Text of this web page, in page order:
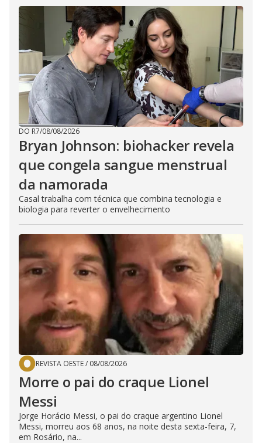
DO R7/08/08/2026
Bryan Johnson: biohacker revela
que congela sangue menstrual
da namorada
Casal trabalha com técnica que combina tecnologia e
biologia para reverter o envelhecimento
REVISTA OESTE/ 08/08/2026
Morre o pai do craque Lionel
Messi
Jorge Horácio Messi, o pai do craque argentino Lionel
Messi, morreu aos 68 anos, na noite desta sexta-feira, 7,
em Rosário, na...